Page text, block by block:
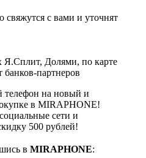
с вами и уточнят
Я.Сплит, Долями, по карте
банков-партнеров
телефон на новый и
в MIRAPHONE!
сети и
500 рублей!
в MIRAPHONE: